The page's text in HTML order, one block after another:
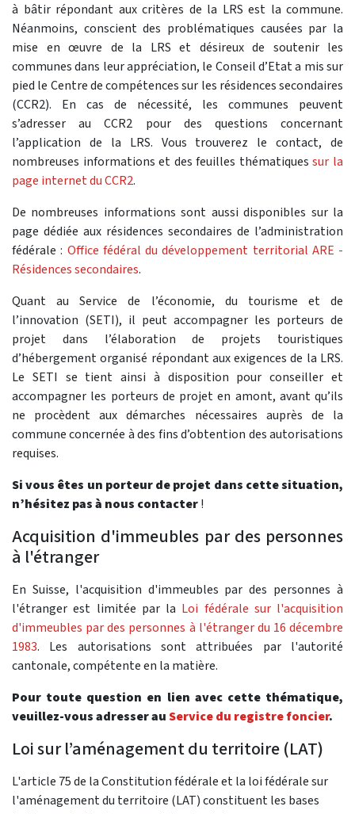
à bâtir répondant aux critères de la LRS est la commune.
Néanmoins, conscient des problématiques causées par la
mise en œuvre de la LRS et désireux de soutenir les
communes dans leur appréciation, le Conseil d’Etat a mis sur
pied le Centre de compétences sur les résidences secondaires
(CCR2). En cas de nécessité, les communes peuvent
s’adresser au CCR2 pour des questions concernant
l’application de la LRS. Vous trouverez le contact, de
nombreuses informations et des feuilles thématiquessur la
page internet du CCR2.
De nombreuses informations sont aussi disponibles sur la
page dédiée aux résidences secondaires de l’administration
fédérale : Office fédéral du développement territorial ARE -
Résidences secondaires.
Quant au Service de l’économie, du tourisme et de
l’innovation (SETI), il peut accompagner les porteurs de
projet dans l’élaboration de projets touristiques
d’hébergement organisé répondant aux exigences de la LRS.
Le SETI se tient ainsi à disposition pour conseiller et
accompagner les porteurs de projet en amont, avant qu’ils
ne procèdent aux démarches nécessaires auprès de la
commune concernée à des fins d’obtention des autorisations
requises.
Si vous êtes un porteur de projet dans cette situation,
n’hésitez pas à nous contacter!
Acquisition d'immeubles par des personnes
à l'étranger
En Suisse, l'acquisition d'immeubles par des personnes à
l'étranger est limitée par la Loi fédérale sur l'acquisition
d'immeubles par des personnes à l'étranger du 16 décembre
1983. Les autorisations sont attribuées par l'autorité
cantonale, compétente en la matière.
Pour toute question en lien avec cette thématique,
veuillez-vous adresser auService du registre foncier.
Loi sur l’aménagement du territoire (LAT)
L'article 75 de la Constitution fédérale et la loi fédérale sur
l'aménagement du territoire (LAT) constituent les bases